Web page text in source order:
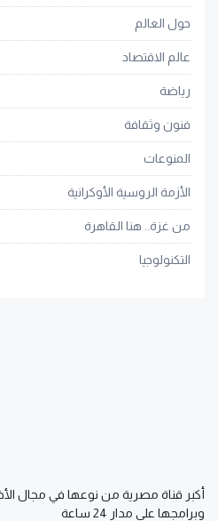
حول العالم
عالم الاقتصاد
رياضة
فنون وثقافة
المنوعات
الأزمة الروسية الأوكرانية
من غزة.. هنا القاهرة
التكنولوجيا
أكبر قناة مصرية من نوعها في مجال
وبرامجها على مدار 24 ساعة